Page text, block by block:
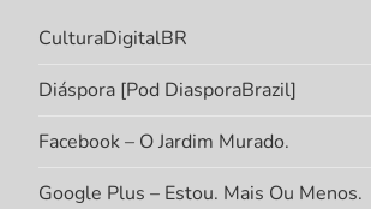
CulturaDigitalBR
Diáspora [Pod DiasporaBrazil]
Facebook – O Jardim Murado.
Google Plus – Estou. Mais Ou Menos.